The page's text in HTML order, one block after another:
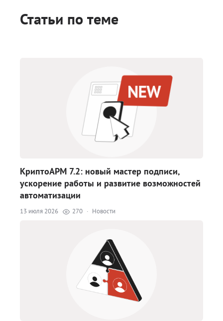
Статьи по теме
КриптоАРМ 7.2: новый мастер подписи,
ускорение работы и развитие возможностей
автоматизации
13 июля 2026 270 · Новости